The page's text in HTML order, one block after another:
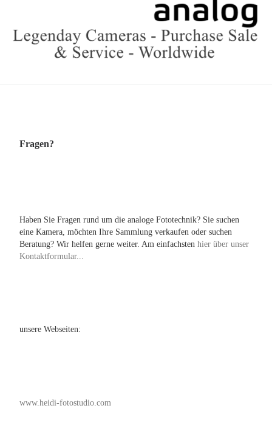
Fragen?
Haben Sie Fragen rund um die analoge Fototechnik? Sie suchen
eine Kamera, möchten Ihre Sammlung verkaufen oder suchen
Beratung? Wir helfen gerne weiter. Am einfachsten hier über unser
Kontaktformular...
unsere Webseiten:
www.heidi-fotostudio.com